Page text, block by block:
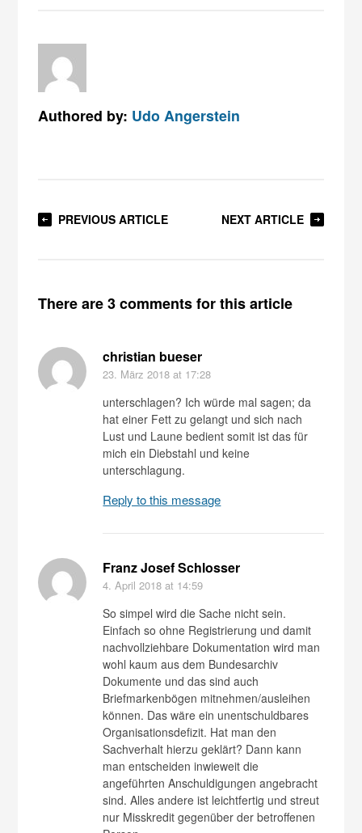
Authored by: Udo Angerstein
PREVIOUS ARTICLE NEXT ARTICLE
There are 3 comments for this article
christian bueser
23. März 2018 at 17:28
unterschlagen? Ich würde mal sagen; da
hat einer Fett zu gelangt und sich nach
Lust und Laune bedient somit ist das für
mich ein Diebstahl und keine
unterschlagung.
Reply to this message
Franz Josef Schlosser
4. April 2018 at 14:59
So simpel wird die Sache nicht sein.
Einfach so ohne Registrierung und damit
nachvollziehbare Dokumentation wird man
wohl kaum aus dem Bundesarchiv
Dokumente und das sind auch
Briefmarkenbögen mitnehmen/ausleihen
können. Das wäre ein unentschuldbares
Organisationsdefizit. Hat man den
Sachverhalt hierzu geklärt? Dann kann
man entscheiden inwieweit die
angeführten Anschuldigungen angebracht
sind. Alles andere ist leichtfertig und streut
nur Misskredit gegenüber der betroffenen